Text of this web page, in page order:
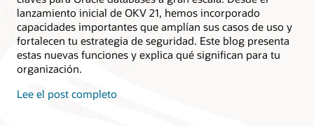
lanzamiento inicial de OKV 21, hemos incorporado
capacidades importantes que amplían sus casos de uso y
fortalecen tu estrategia de seguridad. Este blog presenta
estas nuevas funciones y explica qué significan para tu
organización.
Lee el post completo